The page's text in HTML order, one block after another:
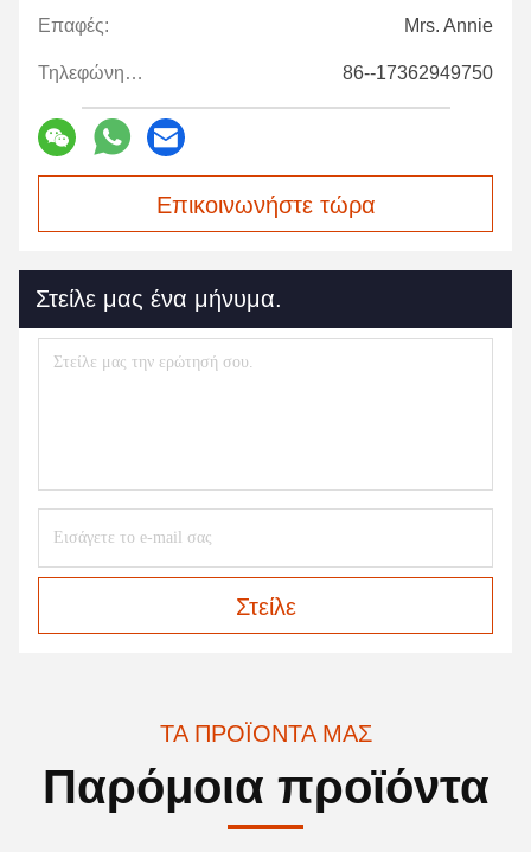
Επαφές: Mrs. Annie
Τηλεφώνημα: 86--17362949750
Επικοινωνήστε τώρα
Στείλε μας ένα μήνυμα.
Στείλε
ΤΑ ΠΡΟΪΌΝΤΑ ΜΑΣ
Παρόμοια προϊόντα